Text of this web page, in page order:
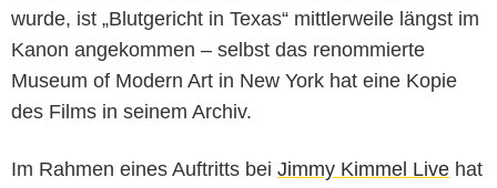
wurde, ist „Blutgericht in Texas“ mittlerweile längst im
Kanon angekommen – selbst das renommierte
Museum of Modern Art in New York hat eine Kopie
des Films in seinem Archiv.
Im Rahmen eines Auftritts bei Jimmy Kimmel Live hat